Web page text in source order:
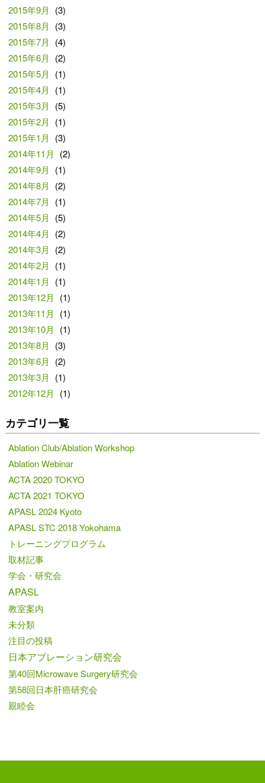
2015年9月
(3)
2015年8月
(3)
2015年7月
(4)
2015年6月
(2)
2015年5月
(1)
2015年4月
(1)
2015年3月
(5)
2015年2月
(1)
2015年1月
(3)
2014年11月
(2)
2014年9月
(1)
2014年8月
(2)
2014年7月
(1)
2014年5月
(5)
2014年4月
(2)
2014年3月
(2)
2014年2月
(1)
2014年1月
(1)
2013年12月
(1)
2013年11月
(1)
2013年10月
(1)
2013年8月
(3)
2013年6月
(2)
2013年3月
(1)
2012年12月
(1)
カテゴリ一覧
Ablation Club/Ablation Workshop
Ablation Webinar
ACTA 2020 TOKYO
ACTA 2021 TOKYO
APASL 2024 Kyoto
APASL STC 2018 Yokohama
トレーニングプログラム
取材記事
学会・研究会
APASL
教室案内
未分類
注目の投稿
日本アブレーション研究会
第40回Microwave Surgery研究会
第58回日本肝癌研究会
親睦会